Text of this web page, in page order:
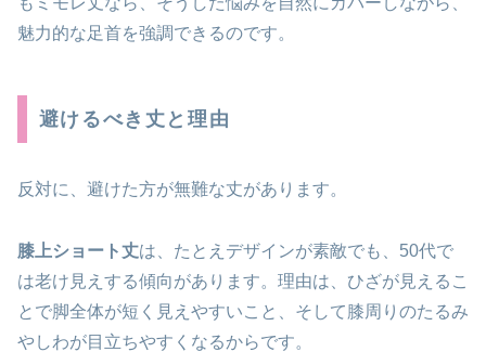
魅力的な足首を強調できるのです。
避けるべき丈と理由
反対に、避けた方が無難な丈があります。
膝上ショート丈は、たとえデザインが素敵でも、50代で
は老け見えする傾向があります。理由は、ひざが見えるこ
とで脚全体が短く見えやすいこと、そして膝周りのたるみ
やしわが目立ちやすくなるからです。